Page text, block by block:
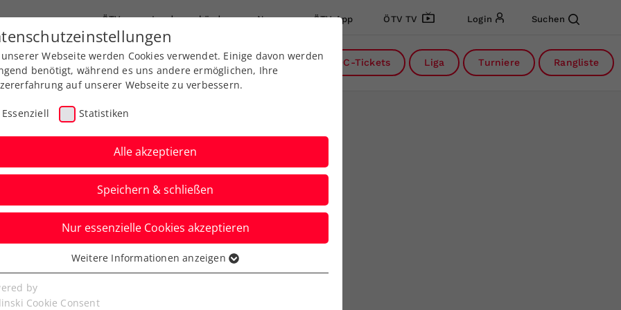
ÖTV Landesverbände News ÖTV App ÖTV TV Login Suchen
Ausbildung Services Über uns DC-Tickets Liga Turniere Rangliste
Open presented
Webseite werden Cookies verwendet. Einige davon werden
benötigt, während es uns andere ermöglichen, Ihre
auf unserer Webseite zu verbessern.
Essenziell Statistiken
Alle akzeptieren
Speichern & schließen
Nur essenzielle Cookies akzeptieren
Cookies werden für grundlegende Funktionen der
benötigt. Dadurch ist gewährleistet, dass die Webseite
Weitere Informationen anzeigen
by
Cookie Consent